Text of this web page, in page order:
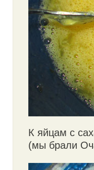
К яйцам с
(мы брали